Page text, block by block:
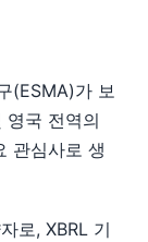
(ESMA)가 보
영국 전역의
관심사로 생
로, XBRL 기